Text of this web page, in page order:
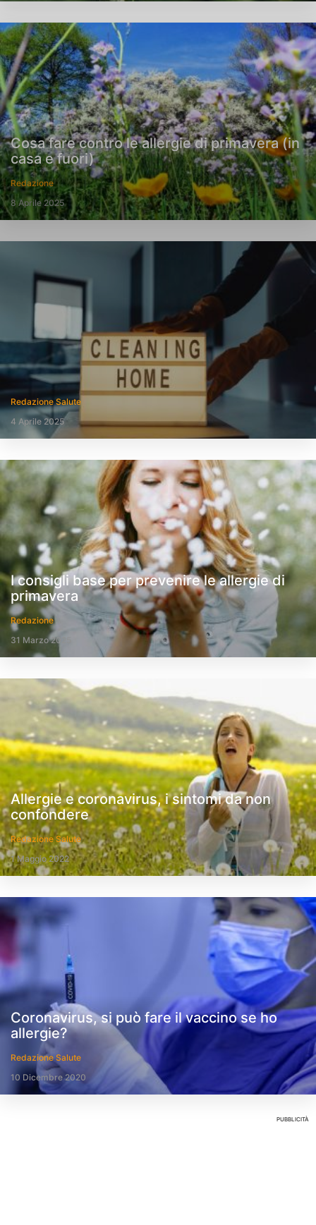
Cosa fare contro le allergie di primavera (in
casa e fuori)
Redazione
8 Aprile 2025
Redazione Salute
4 Aprile 2025
I consigli base per prevenire le allergie di
primavera
Redazione
31 Marzo 2025
Allergie e coronavirus, i sintomi da non
confondere
Redazione Salute
1 Maggio 2022
Coronavirus, si può fare il vaccino se ho
allergie?
Redazione Salute
10 Dicembre 2020
PUBBLICITÀ